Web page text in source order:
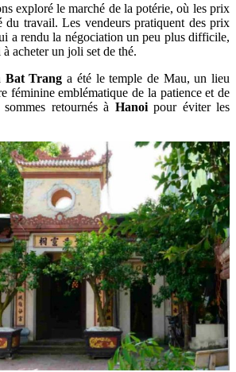
exploré le marché de la potérie, où les prix
du travail. Les vendeurs pratiquent des prix
a rendu la négociation un peu plus difficile,
acheter un joli set de thé.
Bat Trang a été le temple de Mau, un lieu
féminine emblématique de la patience et de
retournés à Hanoipour éviter les